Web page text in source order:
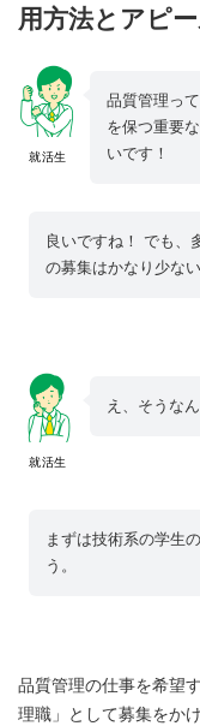
用方法とアピ
就活生
品質管理っ
を保つ重要
いです！
良いですね！ でも、
の募集はかなり少ない
就活生
え、そうな
まずは技術系の学生
う。
品質管理の仕事を希望
理職」として募集をか